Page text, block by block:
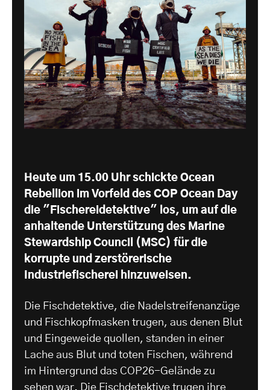
Heute um 15.00 Uhr schickte Ocean
Rebellion im Vorfeld des COP Ocean Day
die "Fischereidetektive" los, um auf die
anhaltende Unterstützung des Marine
Stewardship Council (MSC) für die
korrupte und zerstörerische
Industriefischerei hinzuweisen.
Die Fischdetektive, die Nadelstreifenanzüge
und Fischkopfmasken trugen, aus denen Blut
und Eingeweide quollen, standen in einer
Lache aus Blut und toten Fischen, während
im Hintergrund das COP26-Gelände zu
sehen war. Die Fischdetektive trugen ihre